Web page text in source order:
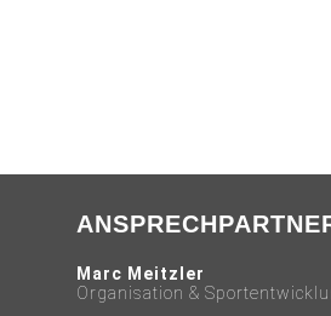
Marc Meitzler
Organisation &